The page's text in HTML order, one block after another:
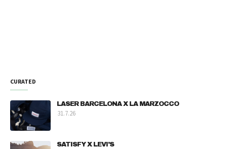
CURATED
LASER BARCELONA X LA MARZOCCO
31.7.26
SATISFY X LEVI'S